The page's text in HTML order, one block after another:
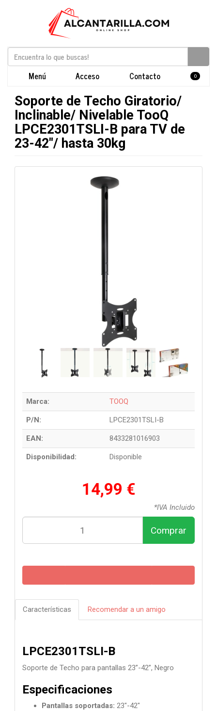
Menú Acceso Contacto 0
Soporte de Techo Giratorio/
Inclinable/ Nivelable TooQ
LPCE2301TSLI-B para TV de
23-42"/ hasta 30kg
Marca: TOOQ
P/N: LPCE2301TSLI-B
EAN: 8433281016903
Disponibilidad: Disponible
14,99 €
*IVA Incluido
Comprar
Características Recomendar a un amigo
LPCE2301TSLI-B
Soporte de Techo para pantallas 23”-42”, Negro
Especificaciones
Pantallas soportadas: 23"-42"